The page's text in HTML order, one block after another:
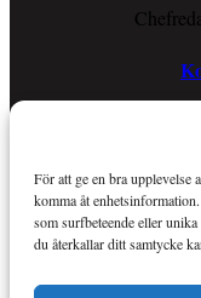
För att ge en bra upplevelse
komma åt
som surfbeteende eller
du återkallar ditt samtycke
Läs vår Cookie